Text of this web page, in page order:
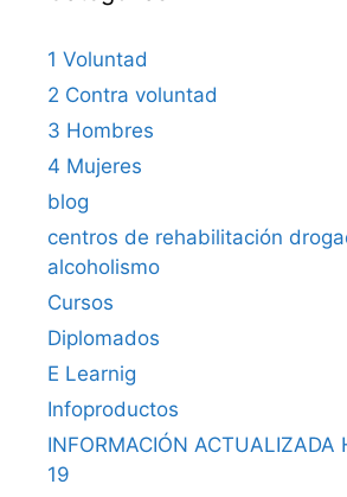
1 Voluntad
2 Contra voluntad
3 Hombres
4 Mujeres
blog
centros de rehabilitación
alcoholismo
Cursos
Diplomados
E Learnig
Infoproductos
INFORMACIÓN ACTUALIZADA
19